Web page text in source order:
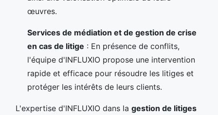
œuvres.
Services de médiation et de gestion de crise
en cas de litige : En présence de conflits,
l'équipe d'INFLUXIO propose une intervention
rapide et efficace pour résoudre les litiges et
protéger les intérêts de leurs clients.
L'expertise d'INFLUXIO dans la gestion de litiges